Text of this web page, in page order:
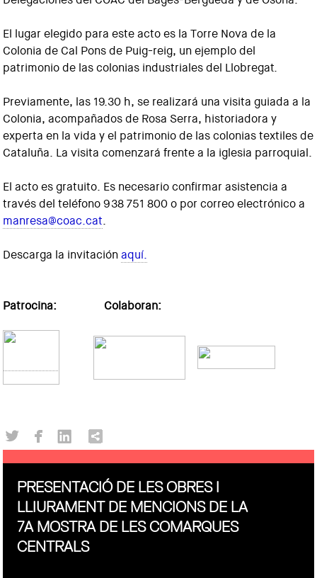
El lugar elegido para este acto es la Torre Nova de la
Colonia de Cal Pons de Puig-reig, un ejemplo del
patrimonio de las colonias industriales del Llobregat.
Previamente, las 19.30 h, se realizará una visita guiada a la
Colonia, acompañados de Rosa Serra, historiadora y
experta en la vida y el patrimonio de las colonias textiles de
Cataluña. La visita comenzará frente a la iglesia parroquial.
El acto es gratuito. Es necesario confirmar asistencia a
través del teléfono 938 751 800 o por correo electrónico a
manresa@coac.cat.
Descarga la invitaciónaquí.
Patrocina: Colaboran:
PRESENTACIÓ DE LES OBRES I
LLIURAMENT DE MENCIONS DE LA
7A MOSTRA DE LES COMARQUES
CENTRALS